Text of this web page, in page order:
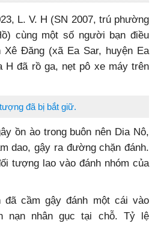
L. V. H (SN 2007, trú phường
cùng một số người bạn điều
Xê Đăng (xã Ea Sar, huyện Ea
H đã rồ ga, nẹt pô xe máy trên
đã bị bắt giữ.
ồn ào trong buôn nên Dia Nô,
dao, gậy ra đường chặn đánh.
tượng lao vào đánh nhóm của
đã cầm gậy đánh một cái vào
nạn nhân gục tại chỗ. Tỷ lệ